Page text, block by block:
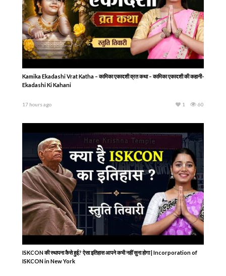
Kamika Ekadashi Vrat Katha – कामिका एकादशी व्रत कथा – कामिका एकादशी की कहानी-
Ekadashi Ki Kahani
17 hours ago 60
1
ISKCON की स्थापना कैसे हुई? ऐसा इतिहास आपने कभी नहीं सुना होगा | Incorporation of
ISKCON in New York